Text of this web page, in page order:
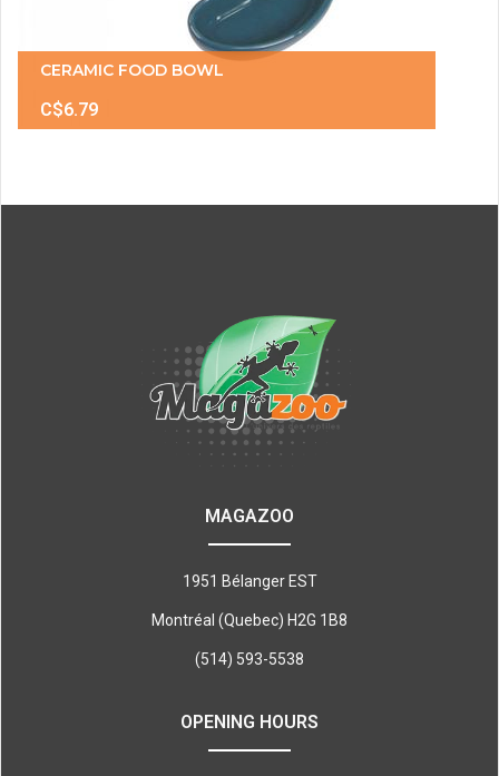
CERAMIC FOOD BOWL
C$6.79
MAGAZOO
1951 Bélanger EST
Montréal (Quebec) H2G 1B8
(514) 593-5538
OPENING HOURS